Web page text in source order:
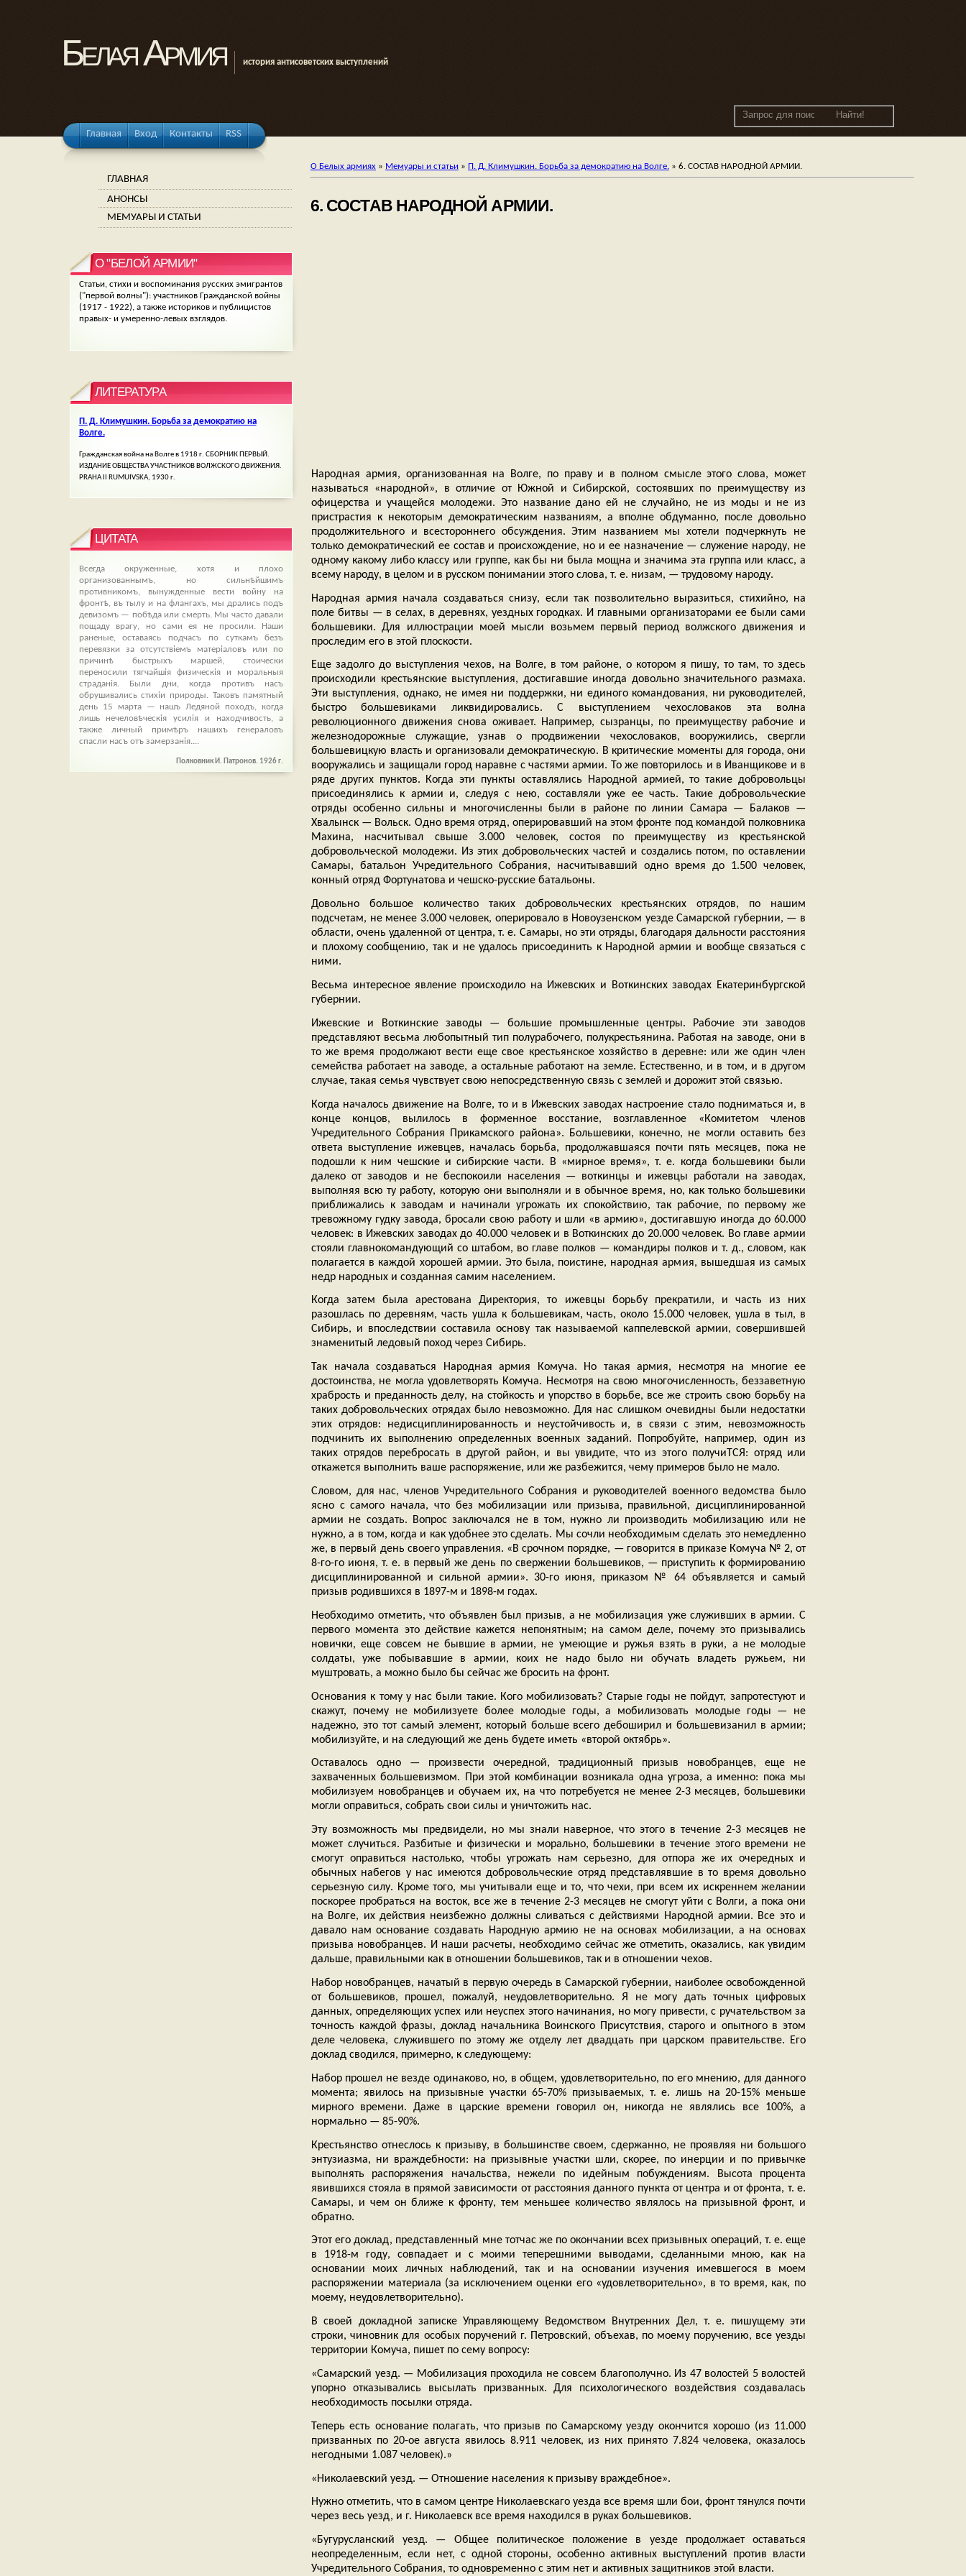
Белая Армия история антисоветских выступлений
Главная Вход Контакты RSS
О Белых армиях » Мемуары и статьи » П. Д. Климушкин. Борьба за демократию на Волге. » 6. СОСТАВ НАРОДНОЙ АРМИИ.
6. СОСТАВ НАРОДНОЙ АРМИИ.
Народная армия, организованная на Волге, по праву и в полном смысле этого слова, может
называться «народной», в отличие от Южной и Сибирской, состоявших по преимуществу из
офицерства и учащейся молодежи. Это название дано ей не случайно, не из моды и не из
пристрастия к некоторым демократическим названиям, а вполне обдуманно, после довольно
продолжительного и всестороннего обсуждения. Этим названием мы хотели подчеркнуть не
только демократический ее состав и происхождение, но и ее назначение — служение народу, не
одному какому либо классу или группе, как бы ни была мощна и значима эта группа или класс, а
всему народу, в целом и в русском понимании этого слова, т. е. низам, — трудовому народу.
Народная армия начала создаваться снизу, если так позволительно выразиться, стихийно, на
поле битвы — в селах, в деревнях, уездных городках. И главными организаторами ее были сами
большевики. Для иллюстрации моей мысли возьмем первый период волжского движения и
проследим его в этой плоскости.
Еще задолго до выступления чехов, на Волге, в том районе, о котором я пишу, то там, то здесь
происходили крестьянские выступления, достигавшие иногда довольно значительного размаха.
Эти выступления, однако, не имея ни поддержки, ни единого командования, ни руководителей,
быстро большевиками ликвидировались. С выступлением чехословаков эта волна
революционного движения снова оживает. Например, сызранцы, по преимуществу рабочие и
железнодорожные служащие, узнав о продвижении чехословаков, вооружились, свергли
большевицкую власть и организовали демократическую. В критические моменты для города, они
вооружались и защищали город наравне с частями армии. То же повторилось и в Иванщикове и в
ряде других пунктов. Когда эти пункты оставлялись Народной армией, то такие добровольцы
присоединялись к армии и, следуя с нею, составляли уже ее часть. Такие добровольческие
отряды особенно сильны и многочисленны были в районе по линии Самара — Балаков —
Хвалынск — Вольск. Одно время отряд, оперировавший на этом фронте под командой полковника
Махина, насчитывал свыше 3.000 человек, состоя по преимуществу из крестьянской
добровольческой молодежи. Из этих добровольческих частей и создались потом, по оставлении
Самары, батальон Учредительного Собрания, насчитывавший одно время до 1.500 человек,
конный отряд Фортунатова и чешско-русские батальоны.
Довольно большое количество таких добровольческих крестьянских отрядов, по нашим
подсчетам, не менее 3.000 человек, оперировало в Новоузенском уезде Самарской губернии, — в
области, очень удаленной от центра, т. е. Самары, но эти отряды, благодаря дальности расстояния
и плохому сообщению, так и не удалось присоединить к Народной армии и вообще связаться с
ними.
Весьма интересное явление происходило на Ижевских и Воткинских заводах Екатеринбургской
губернии.
Ижевские и Воткинские заводы — большие промышленные центры. Рабочие эти заводов
представляют весьма любопытный тип полурабочего, полукрестьянина. Работая на заводе, они в
то же время продолжают вести еще свое крестьянское хозяйство в деревне: или же один член
семейства работает на заводе, а остальные работают на земле. Естественно, и в том, и в другом
случае, такая семья чувствует свою непосредственную связь с землей и дорожит этой связью.
Когда началось движение на Волге, то и в Ижевских заводах настроение стало подниматься и, в
конце концов, вылилось в форменное восстание, возглавленное «Комитетом членов
Учредительного Собрания Прикамского района». Большевики, конечно, не могли оставить без
ответа выступление ижевцев, началась борьба, продолжавшаяся почти пять месяцев, пока не
подошли к ним чешские и сибирские части. В «мирное время», т. е. когда большевики были
далеко от заводов и не беспокоили населения — воткинцы и ижевцы работали на заводах,
выполняя всю ту работу, которую они выполняли и в обычное время, но, как только большевики
приближались к заводам и начинали угрожать их спокойствию, так рабочие, по первому же
тревожному гудку завода, бросали свою работу и шли «в армию», достигавшую иногда до 60.000
человек: в Ижевских заводах до 40.000 человек и в Воткинских до 20.000 человек. Во главе армии
стояли главнокомандующий со штабом, во главе полков — командиры полков и т. д., словом, как
полагается в каждой хорошей армии. Это была, поистине, народная армия, вышедшая из самых
недр народных и созданная самим населением.
Когда затем была арестована Директория, то ижевцы борьбу прекратили, и часть из них
разошлась по деревням, часть ушла к большевикам, часть, около 15.000 человек, ушла в тыл, в
Сибирь, и впоследствии составила основу так называемой каппелевской армии, совершившей
знаменитый ледовый поход через Сибирь.
Так начала создаваться Народная армия Комуча. Но такая армия, несмотря на многие ее
достоинства, не могла удовлетворять Комуча. Несмотря на свою многочисленность, беззаветную
храбрость и преданность делу, на стойкость и упорство в борьбе, все же строить свою борьбу на
таких добровольческих отрядах было невозможно. Для нас слишком очевидны были недостатки
этих отрядов: недисциплинированность и неустойчивость и, в связи с этим, невозможность
подчинить их выполнению определенных военных заданий. Попробуйте, например, один из
таких отрядов перебросать в другой район, и вы увидите, что из этого получиТСЯ: отряд или
откажется выполнить ваше распоряжение, или же разбежится, чему примеров было не мало.
Словом, для нас, членов Учредительного Собрания и руководителей военного ведомства было
ясно с самого начала, что без мобилизации или призыва, правильной, дисциплинированной
армии не создать. Вопрос заключался не в том, нужно ли производить мобилизацию или не
нужно, а в том, когда и как удобнее это сделать. Мы сочли необходимым сделать это немедленно
же, в первый день своего управления. «В срочном порядке, — говорится в приказе Комуча № 2, от
8-го-го июня, т. е. в первый же день по свержении большевиков, — приступить к формированию
дисциплинированной и сильной армии». 30-го июня, приказом № 64 объявляется и самый
призыв родившихся в 1897-м и 1898-м годах.
Необходимо отметить, что объявлен был призыв, а не мобилизация уже служивших в армии. С
первого момента это действие кажется непонятным; на самом деле, почему это призывались
новички, еще совсем не бывшие в армии, не умеющие и ружья взять в руки, а не молодые
солдаты, уже побывавшие в армии, коих не надо было ни обучать владеть ружьем, ни
муштровать, а можно было бы сейчас же бросить на фронт.
Основания к тому у нас были такие. Кого мобилизовать? Старые годы не пойдут, запротестуют и
скажут, почему не мобилизуете более молодые годы, а мобилизовать молодые годы — не
надежно, это тот самый элемент, который больше всего дебоширил и большевизанил в армии;
мобилизуйте, и на следующий же день будете иметь «второй октябрь».
Оставалось одно — произвести очередной, традиционный призыв новобранцев, еще не
захваченных большевизмом. При этой комбинации возникала одна угроза, а именно: пока мы
мобилизуем новобранцев и обучаем их, на что потребуется не менее 2-3 месяцев, большевики
могли оправиться, собрать свои силы и уничтожить нас.
Эту возможность мы предвидели, но мы знали наверное, что этого в течение 2-3 месяцев не
может случиться. Разбитые и физически и морально, большевики в течение этого времени не
смогут оправиться настолько, чтобы угрожать нам серьезно, для отпора же их очередных и
обычных набегов у нас имеются добровольческие отряд представлявшие в то время довольно
серьезную силу. Кроме того, мы учитывали еще и то, что чехи, при всем их искреннем желании
поскорее пробраться на восток, все же в течение 2-3 месяцев не смогут уйти с Волги, а пока они
на Волге, их действия неизбежно должны сливаться с действиями Народной армии. Все это и
давало нам основание создавать Народную армию не на основах мобилизации, а на основах
призыва новобранцев. И наши расчеты, необходимо сейчас же отметить, оказались, как увидим
дальше, правильными как в отношении большевиков, так и в отношении чехов.
Набор новобранцев, начатый в первую очередь в Самарской губернии, наиболее освобожденной
от большевиков, прошел, пожалуй, неудовлетворительно. Я не могу дать точных цифровых
данных, определяющих успех или неуспех этого начинания, но могу привести, с ручательством за
точность каждой фразы, доклад начальника Воинского Присутствия, старого и опытного в этом
деле человека, служившего по этому же отделу лет двадцать при царском правительстве. Его
доклад сводился, примерно, к следующему:
Набор прошел не везде одинаково, но, в общем, удовлетворительно, по его мнению, для данного
момента; явилось на призывные участки 65-70% призываемых, т. е. лишь на 20-15% меньше
мирного времени. Даже в царские времени говорил он, никогда не являлись все 100%, а
нормально — 85-90%.
Крестьянство отнеслось к призыву, в большинстве своем, сдержанно, не проявляя ни большого
энтузиазма, ни враждебности: на призывные участки шли, скорее, по инерции и по привычке
выполнять распоряжения начальства, нежели по идейным побуждениям. Высота процента
явившихся стояла в прямой зависимости от расстояния данного пункта от центра и от фронта, т. е.
Самары, и чем он ближе к фронту, тем меньшее количество являлось на призывной фронт, и
обратно.
Этот его доклад, представленный мне тотчас же по окончании всех призывных операций, т. е. еще
в 1918-м году, совпадает и с моими теперешними выводами, сделанными мною, как на
основании моих личных наблюдений, так и на основании изучения имевшегося в моем
распоряжении материала (за исключением оценки его «удовлетворительно», в то время, как, по
моему, неудовлетворительно).
В своей докладной записке Управляющему Ведомством Внутренних Дел, т. е. пишущему эти
строки, чиновник для особых поручений г. Петровский, объехав, по моему поручению, все уезды
территории Комуча, пишет по сему вопросу:
«Самарский уезд. — Мобилизация проходила не совсем благополучно. Из 47 волостей 5 волостей
упорно отказывались высылать призванных. Для психологического воздействия создавалась
необходимость посылки отряда.
Теперь есть основание полагать, что призыв по Самарскому уезду окончится хорошо (из 11.000
призванных по 20-ое августа явилось 8.911 человек, из них принято 7.824 человека, оказалось
негодными 1.087 человек).»
«Николаевский уезд. — Отношение населения к призыву враждебное».
Нужно отметить, что в самом центре Николаевскаго уезда все время шли бои, фронт тянулся почти
через весь уезд, и г. Николаевск все время находился в руках большевиков.
«Бугурусланский уезд. — Общее политическое положение в уезде продолжает оставаться
неопределенным, если нет, с одной стороны, особенно активных выступлений против власти
Учредительного Собрания, то одновременно с этим нет и активных защитников этой власти.
ГЛАВНАЯ
АНОНСЫ
МЕМУАРЫ И СТАТЬИ
О "БЕЛОЙ АРМИИ"
Статьи, стихи и воспоминания русских эмигрантов
("первой волны"): участников Гражданской войны
(1917 - 1922), а также историков и публицистов
правых- и умеренно-левых взглядов.
ЛИТЕРАТУРА
П. Д. Климушкин. Борьба за демократию на
Волге.
Гражданская война на Волге в 1918 г. СБОРНИК ПЕРВЫЙ.
ИЗДАНИЕ ОБЩЕСТВА УЧАСТНИКОВ ВОЛЖСКОГО ДВИЖЕНИЯ.
PRAHA II RUMUIVSKA, 1930 г.
ЦИТАТА
Всегда окруженные, хотя и плохо
организованнымъ, но сильнѣйшимъ
противникомъ, вынужденные вести войну на
фронтѣ, въ тылу и на флангахъ, мы дрались подъ
девизомъ — побѣда или смерть. Мы часто давали
пощаду врагу, но сами ея не просили. Наши
раненые, оставаясь подчасъ по суткамъ безъ
перевязки за отсутствіемъ матеріаловъ или по
причинѣ быстрыхъ маршей, стоически
переносили тягчайшія физическія и моральныя
страданія. Были дни, когда противъ насъ
обрушивались стихіи природы. Таковъ памятный
день 15 марта — нашъ Ледяной походъ, когда
лишь нечеловѣческія усилія и находчивость, а
также личный примѣръ нашихъ генераловъ
спасли насъ отъ замерзанія....
Полковник И. Патронов. 1926 г.